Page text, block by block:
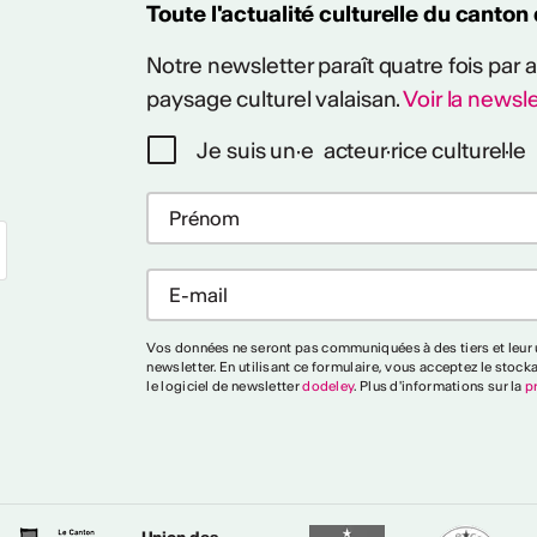
Toute l'actualité culturelle du
Notre newsletter paraît quatre fois par
paysage culturel valaisan.Voir la
Je suis un·e acteur·rice culturel·le
Vos données ne seront pas communiquées à des tiers et
newsletter. En utilisant ce formulaire, vous acceptez le
le logiciel de newsletterdodeley. Plus d'informations sur la